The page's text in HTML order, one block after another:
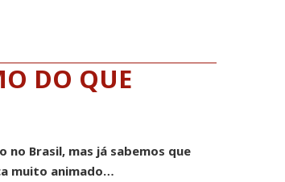
DO QUE
Brasil, mas já sabemos que
muito animado…